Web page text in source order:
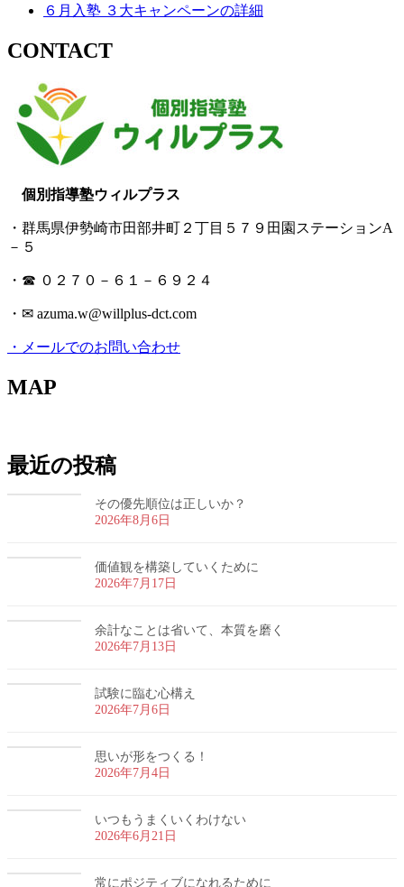
６月入塾 ３大キャンペーンの詳細
CONTACT
個別指導塾ウィルプラス
・群馬県伊勢崎市田部井町２丁目５７９田園ステーションA
－５
・☎ ０２７０－６１－６９２４
・✉ azuma.w@willplus-dct.com
・メールでのお問い合わせ
MAP
最近の投稿
その優先順位は正しいか？
2026年8月6日
価値観を構築していくために
2026年7月17日
余計なことは省いて、本質を磨く
2026年7月13日
試験に臨む心構え
2026年7月6日
思いが形をつくる！
2026年7月4日
いつもうまくいくわけない
2026年6月21日
常にポジティブになれるために